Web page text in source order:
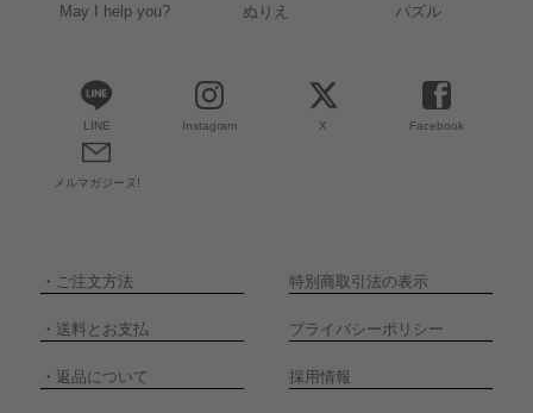
May I help you? ぬりえ パズル
LINE Instagram X Facebook
メルマガジーヌ!
・ ご注文方法 特別商取引法の表示
・ 送料とお支払 プライバシーポリシー
・ 返品について 採用情報